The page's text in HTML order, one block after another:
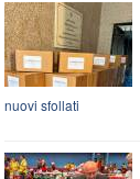
nuovi sfollati